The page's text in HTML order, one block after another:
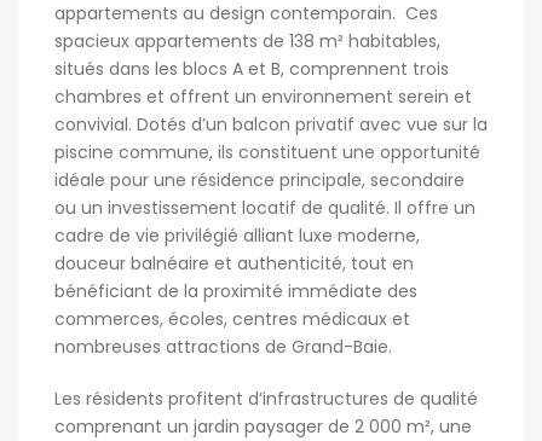
appartements au design contemporain. Ces
spacieux appartements de 138 m² habitables,
situés dans les blocs A et B, comprennent trois
chambres et offrent un environnement serein et
convivial. Dotés d’un balcon privatif avec vue sur la
piscine commune, ils constituent une opportunité
idéale pour une résidence principale, secondaire
ou un investissement locatif de qualité. Il offre un
cadre de vie privilégié alliant luxe moderne,
douceur balnéaire et authenticité, tout en
bénéficiant de la proximité immédiate des
commerces, écoles, centres médicaux et
nombreuses attractions de Grand-Baie.
Les résidents profitent d’infrastructures de qualité
comprenant un jardin paysager de 2 000 m², une